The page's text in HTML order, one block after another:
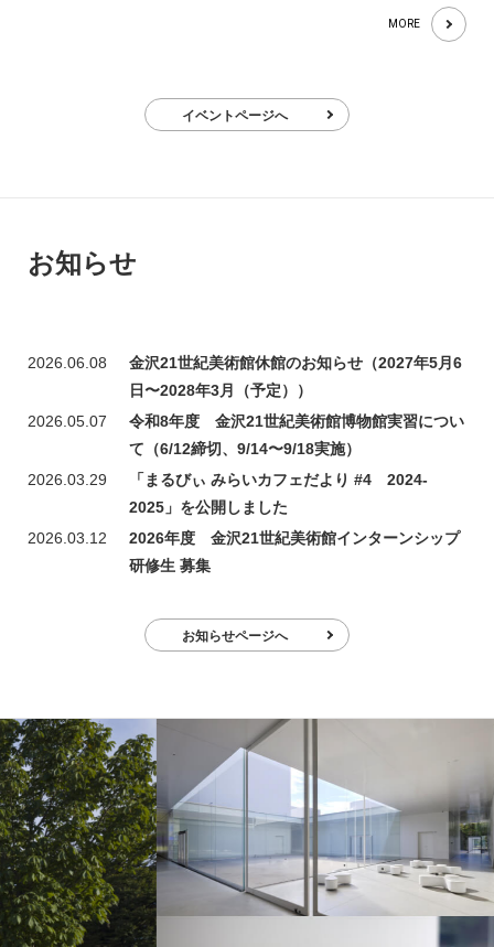
MORE
イベントページへ
お知らせ
2026.06.08
金沢21世紀美術館休館のお知らせ（2027年5月6
日〜2028年3月（予定））
2026.05.07
令和8年度 金沢21世紀美術館博物館実習につい
て（6/12締切、9/14〜9/18実施）
2026.03.29
「まるびぃ みらいカフェだより #4 2024-
2025」を公開しました
2026.03.12
2026年度 金沢21世紀美術館インターンシップ
研修生 募集
お知らせページへ